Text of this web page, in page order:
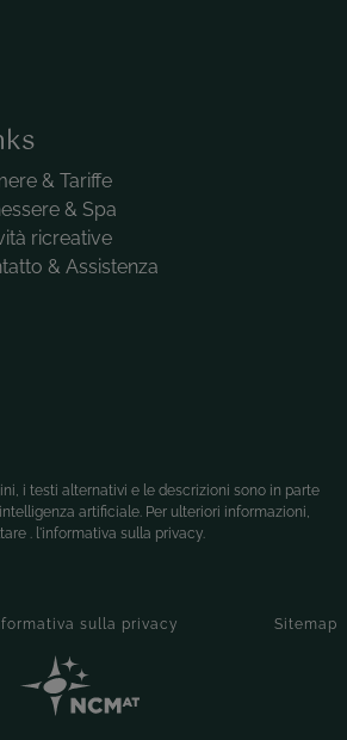
& Tariffe
& Spa
ricreative
& Assistenza
i testi alternativi e le descrizioni sono in parte
artificiale. Per ulteriori informazioni,
.
l'informativa sulla privacy.
sulla privacy Sitemap